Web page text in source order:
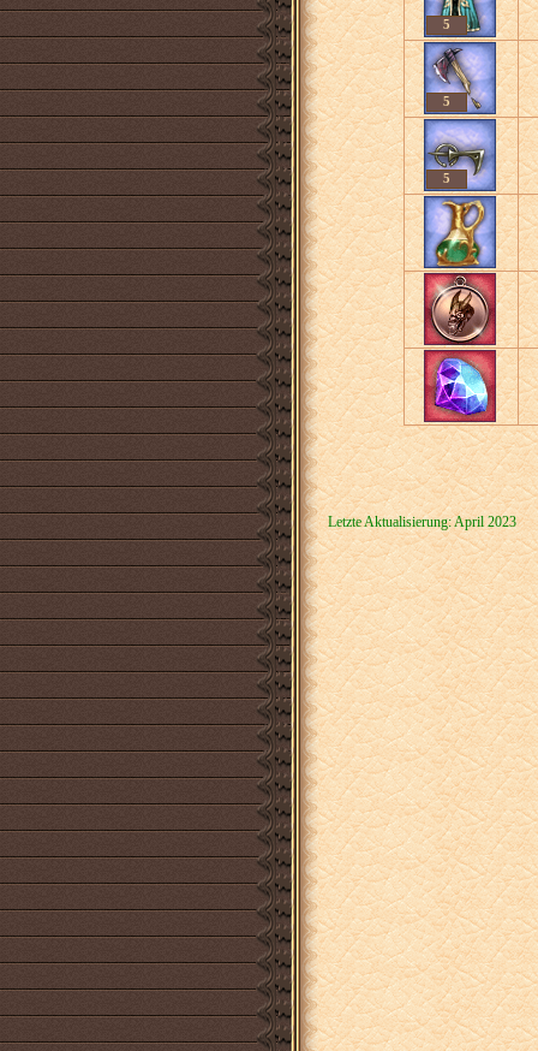
5
5
5
Letzte Aktualisierung: April 2023